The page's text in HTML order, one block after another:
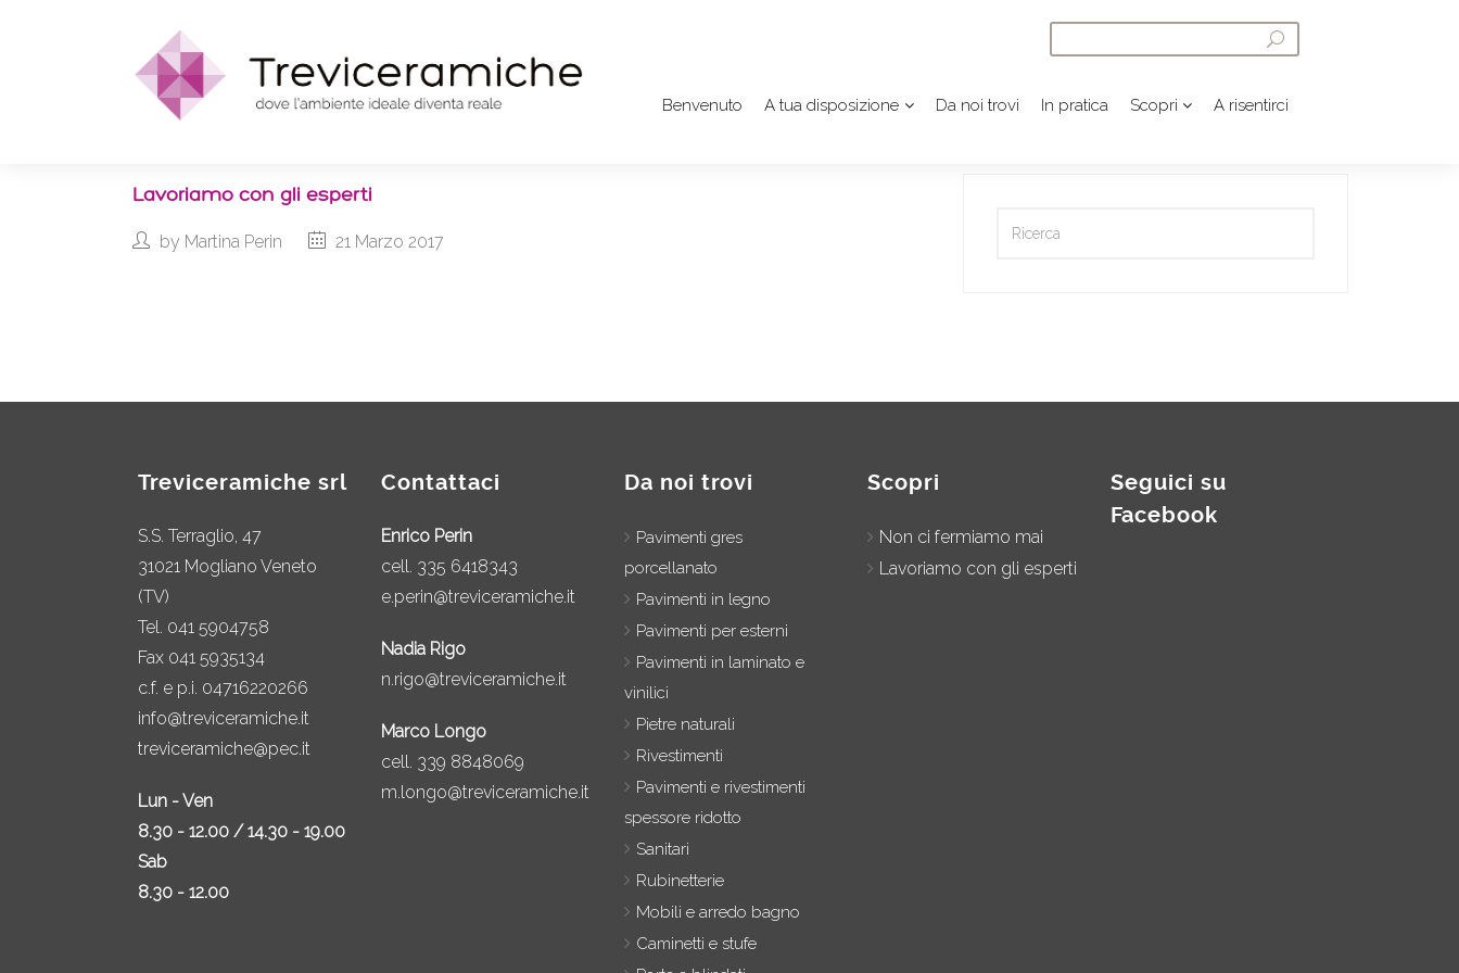
Benvenuto A tua disposizione Da noi trovi In pratica Scopri A risentirci
Lavoriamo con gli esperti
by Martina Perin 21 Marzo 2017
Treviceramiche srl
S.S. Terraglio, 47
31021 Mogliano Veneto
(TV)
Tel. 041 5904758
Fax 041 5935134
c.f. e p.i. 04716220266
info@treviceramiche.it
treviceramiche@pec.it
Lun - Ven
8.30 - 12.00 / 14.30 - 19.00
Sab
8.30 - 12.00
Contattaci
Enrico Perin
cell. 335 6418343
e.perin@treviceramiche.it
Nadia Rigo
n.rigo@treviceramiche.it
Marco Longo
cell. 339 8848069
m.longo@treviceramiche.it
Da noi trovi
Pavimenti gres
porcellanato
Pavimenti in legno
Pavimenti per esterni
Pavimenti in laminato e
vinilici
Pietre naturali
Rivestimenti
Pavimenti e rivestimenti
spessore ridotto
Sanitari
Rubinetterie
Mobili e arredo bagno
Caminetti e stufe
Scopri
Non ci fermiamo mai
Lavoriamo con gli esperti
Seguici su
Facebook